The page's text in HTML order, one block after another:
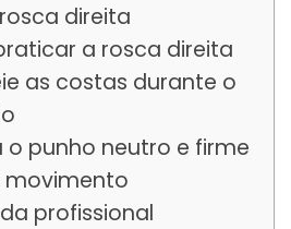
direita
a rosca direita
as costas durante o
o punho neutro e firme
movimento
profissional